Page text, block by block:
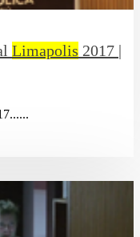
Limapolis 2017 |